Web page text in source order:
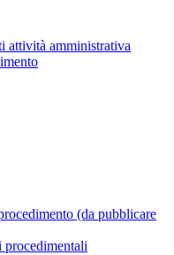
attività amministrativa
(da pubblicare